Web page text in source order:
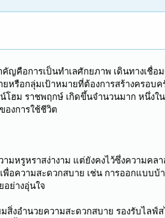
ญคือการเป็นทำเลศักยภาพ เดินทางเชื่
รือกลุ่มเป้าหมายที่ต้องการสร้างครอบ
โฮม ราชพฤกษ์ เกิดขึ้นจำนวนมาก หนึ่งใ
องการใช้ชีวิต
หรูหราสง่างาม แต่ยังคงไว้ซึ่งความคล
พื่อความสะดวกสบาย เช่น การออกแบบ
ย่างอุ่นใจ
สิ่งอำนวยความสะดวกสบาย รองรับไล